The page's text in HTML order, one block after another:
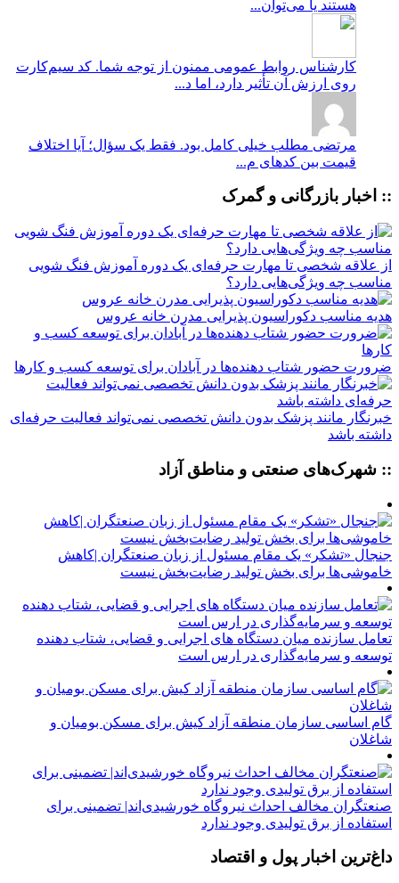
هستند یا می‌توان...
کارشناس روابط عمومی ممنون از توجه شما. کد سیم‌کارت
روی ارزش آن تأثیر دارد، اما د...
مرتضی مطلب خیلی کامل بود. فقط یک سؤال؛ آیا اختلاف
قیمت بین کدهای م...
:: اخبار بازرگانی و گمرک
از علاقه شخصی تا مهارت حرفه‌ای یک دوره آموزش فنگ شویی
مناسب چه ویژگی‌هایی دارد؟
هدیه مناسب دکوراسیون پذیرایی مدرن خانه عروس
ضرورت حضور شتاب ‌دهنده‌ها در آبادان برای توسعه کسب‌ و کارها
خبرنگار مانند پزشک بدون دانش تخصصی نمی‌تواند فعالیت حرفه‌ای
داشته باشد
:: شهرک‌های صنعتی و مناطق آزاد
جنجال «تشکر» یک مقام مسئول از زبان صنعتگران |کاهش
خاموشی‌ها برای بخش تولید رضایت‌بخش نیست
تعامل سازنده میان دستگاه‌ های اجرایی و قضایی، شتاب‌ دهنده
توسعه و سرمایه‌گذاری در ارس است
گام اساسی سازمان منطقه آزاد کیش برای مسکن بومیان و
شاغلان
صنعتگران مخالف احداث نیروگاه خورشیدی‌اند| تضمینی برای
استفاده از برق تولیدی وجود ندارد
داغ‌ترین اخبار پول و اقتصاد